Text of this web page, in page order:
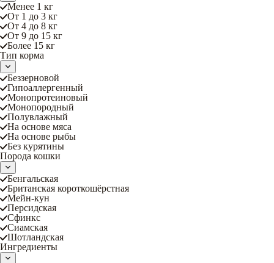
Менее 1 кг
От 1 до 3 кг
От 4 до 8 кг
От 9 до 15 кг
Более 15 кг
Тип корма
Беззерновой
Гипоаллергенный
Монопротеиновый
Монопородный
Полувлажный
На основе мяса
На основе рыбы
Без курятины
Порода кошки
Бенгальская
Британская короткошёрстная
Мейн-кун
Персидская
Сфинкс
Сиамская
Шотландская
Ингредиенты